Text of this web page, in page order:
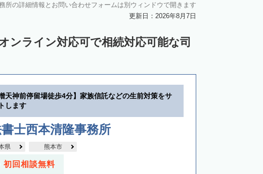
所の詳細情報とお問い合わせフォームは別ウィンドウで開きます
更新日：2026年8月7日
ンライン対応可で相続対応可能な司
噌天神前停留場徒歩4分】家族信託などの生前対策をサ
します
士西本清隆事務所
県 熊本市
初回相談無料